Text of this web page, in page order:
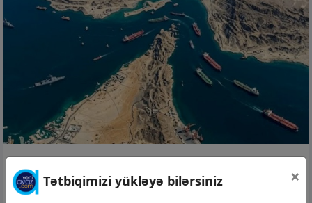
ABŞ üç ay ərzində Hörmüz boğazından
Tətbiqimizi yükləyə bilərsiniz ×